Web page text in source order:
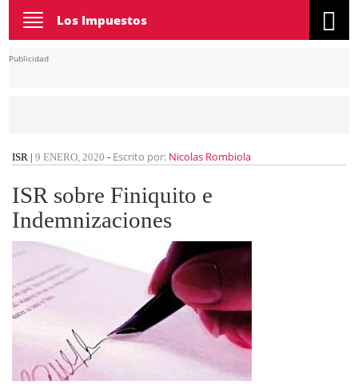
Toggle
navigation
Los Impuestos
Publicidad
ISR | 9 ENERO, 2020 - Escrito por: Nicolas Rombiola
ISR sobre Finiquito e
Indemnizaciones